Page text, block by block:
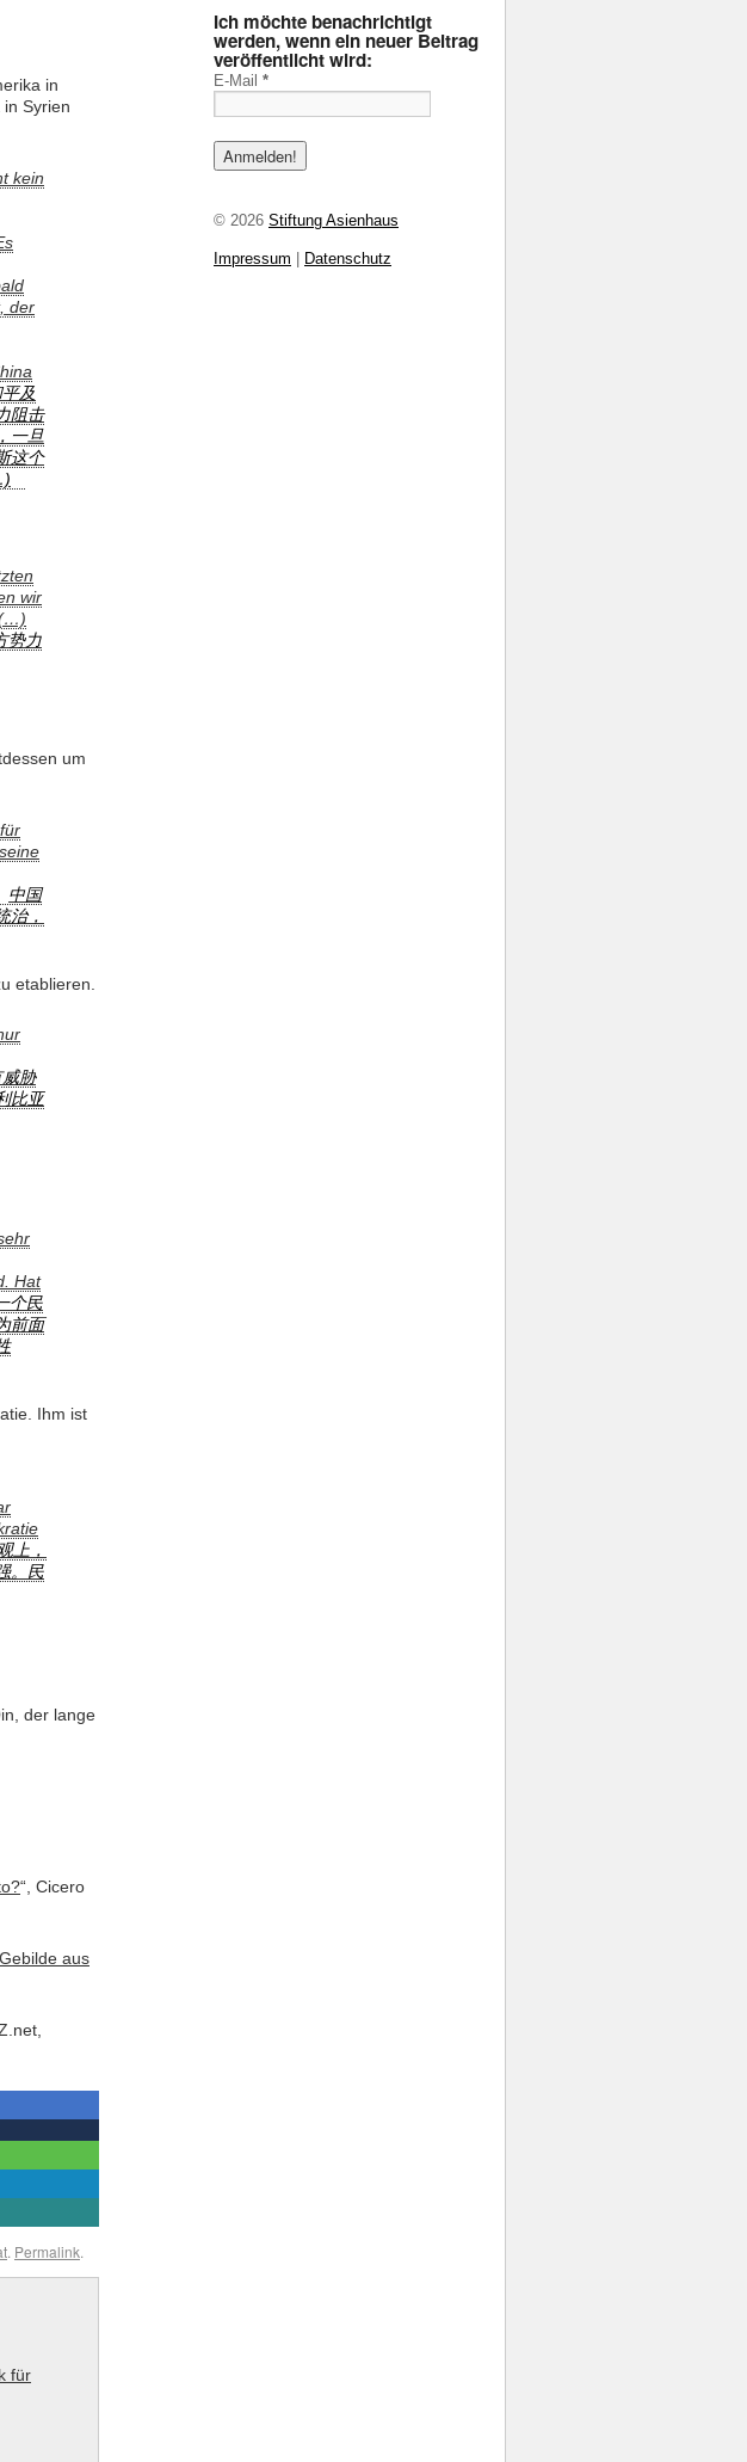
in
Syrien
kein
der
及
阻击
一旦
这个
wir
(…)
势力
um
中国
治，
etablieren.
胁
比亚
Hat
个民
前面
Ihm ist
上，
。民
der lange
“, Cicero
aus
. Permalink.
Ich möchte benachrichtigt
werden, wenn ein neuer Beitrag
veröffentlicht wird:
E-Mail *
© 2026 Stiftung Asienhaus
Impressum Datenschutz